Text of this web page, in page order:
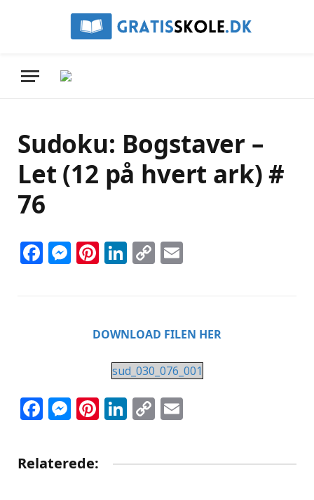
Sudoku: Bogstaver –
Let (12 på hvert ark) #
76
Facebook
Messenger
Pinterest
LinkedIn
Copy
DOWNLOAD FILEN HER
sud_030_076_001
Facebook
Messenger
Pinterest
LinkedIn
Copy
Relaterede: